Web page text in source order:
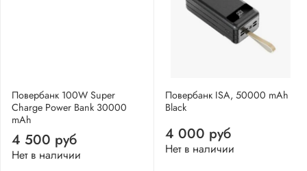
Повербанк 100W Super
Charge Power Bank 30000
mAh
4 500 руб
Нет в наличии
Повербанк ISA, 50000 mAh
Black
4 000 руб
Нет в наличии